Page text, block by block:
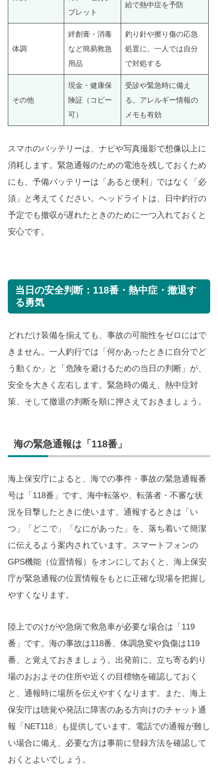
ブレット
給で熱中症を予防
体調
絆創膏・消毒
など簡易救急
用品
釣り針や擦り傷の応急
処置に。一人では自分
で対処する
その他
現金・健康保
険証（コピー
可）
受診や緊急時に備え
る。アレルギー情報の
メモも有効
スマホのバッテリーは、ナビや写真撮影で想像以上に
消耗します。緊急通報のための電池を残しておくため
にも、予備バッテリーは「あると便利」ではなく「必
須」と考えてください。ヘッドライトは、日中釣行の
予定でも撤収が遅れたときのために一つ入れておくと
安心です。
当日の安全判断：118番・熱中症・撤退す
る勇気
どれだけ装備を揃えても、事故の可能性をゼロにはで
きません。一人釣行では「何かあったときに自分でど
う動くか」と「危険を避けるための当日の判断」が、
安全を大きく左右します。緊急時の備え、熱中症対
策、そして撤退の判断を順に押さえておきましょう。
海の緊急通報は「118番」
海上保安庁によると、海での事件・事故の緊急通報番
号は「118番」です。海中転落や、転落者・不審な状
況を目撃したときに使います。通報するときは「い
つ」「どこで」「なにがあった」を、落ち着いて簡潔
に伝えるよう案内されています。スマートフォンの
GPS機能（位置情報）をオンにしておくと、海上保安
庁が緊急通報の位置情報をもとに正確な現場を把握し
やすくなります。
陸上でのけがや急病で救急車が必要な場合は「119
番」です。海の事故は118番、体調急変や負傷は119
番、と覚えておきましょう。出発前に、立ち寄る釣り
場のおおよその住所や近くの目標物を確認しておく
と、通報時に場所を伝えやすくなります。また、海上
保安庁は聴覚や発話に障害のある方向けのチャット通
報「NET118」も提供しています。電話での通報が難し
い場合に備え、必要な方は事前に登録方法を確認して
おくとよいでしょう。